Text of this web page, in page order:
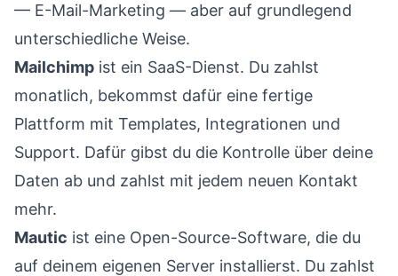
— E-Mail-Marketing — aber auf grundlegend
unterschiedliche Weise.
Mailchimp ist ein SaaS-Dienst. Du zahlst
monatlich, bekommst dafür eine fertige
Plattform mit Templates, Integrationen und
Support. Dafür gibst du die Kontrolle über deine
Daten ab und zahlst mit jedem neuen Kontakt
mehr.
Mautic ist eine Open-Source-Software, die du
auf deinem eigenen Server installierst. Du zahlst